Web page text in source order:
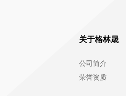
关于格林晟
公司简介
荣誉资质